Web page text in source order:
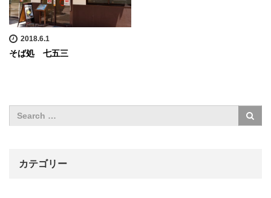
2018.6.1
そば処 七五三
カテゴリー